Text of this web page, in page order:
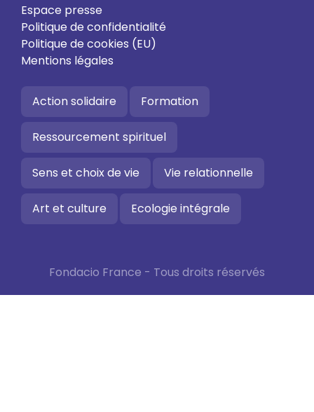
Espace presse
Politique de confidentialité
Politique de cookies (EU)
Mentions légales
Action solidaire Formation
Ressourcement spirituel
Sens et choix de vie Vie relationnelle
Art et culture Ecologie intégrale
Fondacio France - Tous droits réservés